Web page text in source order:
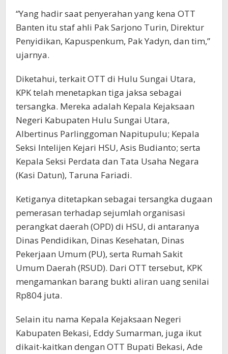
“Yang hadir saat penyerahan yang kena OTT
Banten itu staf ahli Pak Sarjono Turin, Direktur
Penyidikan, Kapuspenkum, Pak Yadyn, dan tim,”
ujarnya.
Diketahui, terkait OTT di Hulu Sungai Utara,
KPK telah menetapkan tiga jaksa sebagai
tersangka. Mereka adalah Kepala Kejaksaan
Negeri Kabupaten Hulu Sungai Utara,
Albertinus Parlinggoman Napitupulu; Kepala
Seksi Intelijen Kejari HSU, Asis Budianto; serta
Kepala Seksi Perdata dan Tata Usaha Negara
(Kasi Datun), Taruna Fariadi.
Ketiganya ditetapkan sebagai tersangka dugaan
pemerasan terhadap sejumlah organisasi
perangkat daerah (OPD) di HSU, di antaranya
Dinas Pendidikan, Dinas Kesehatan, Dinas
Pekerjaan Umum (PU), serta Rumah Sakit
Umum Daerah (RSUD). Dari OTT tersebut, KPK
mengamankan barang bukti aliran uang senilai
Rp804 juta.
Selain itu nama Kepala Kejaksaan Negeri
Kabupaten Bekasi, Eddy Sumarman, juga ikut
dikait-kaitkan dengan OTT Bupati Bekasi, Ade